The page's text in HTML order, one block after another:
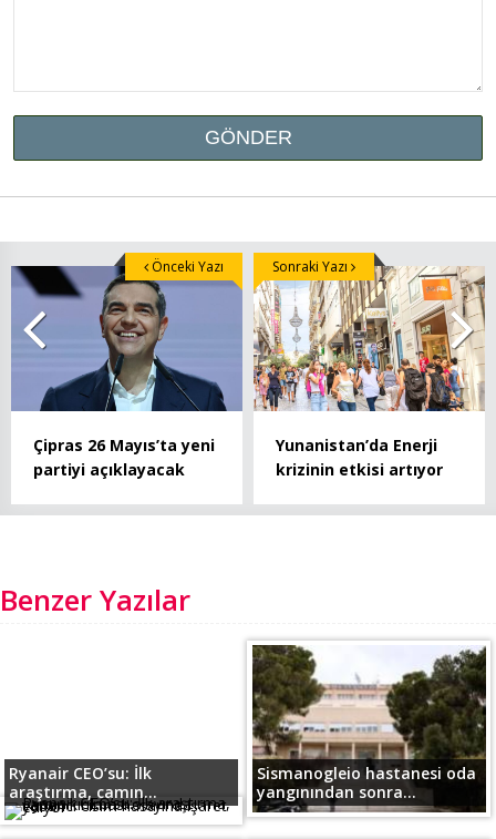
Çipras 26 Mayıs’ta yeni
partiyi açıklayacak
Önceki Yazı
Yunanistan’da Enerji
krizinin etkisi artıyor
Sonraki Yazı
Benzer Yazılar
Ryanair CEO’su: İlk
araştırma, camın...
Sismanogleio hastanesi oda
yangınından sonra...